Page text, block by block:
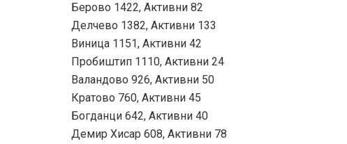
Берово 1422, Активни 82
Делчево 1382, Активни 133
Виница 1151, Активни 42
Пробиштип 1110, Активни 24
Валандово 926, Активни 50
Кратово 760, Активни 45
Богданци 642, Активни 40
Демир Хисар 608, Активни 78